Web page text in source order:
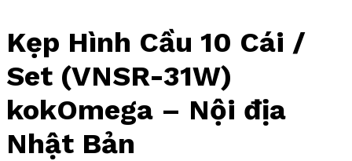
Kẹp Hình Cầu 10 Cái /
Set (VNSR-31W)
kokOmega – Nội địa
Nhật Bản